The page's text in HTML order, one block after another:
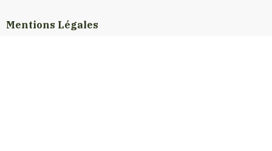
Mentions Légales